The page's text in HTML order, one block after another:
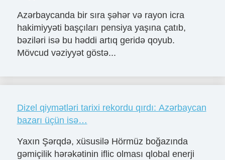
Azərbaycanda bir sıra şəhər və rayon icra
hakimiyyəti başçıları pensiya yaşına çatıb,
bəziləri isə bu həddi artıq geridə qoyub.
Mövcud vəziyyət göstə...
Dizel qiymətləri tarixi rekordu qırdı: Azərbaycan
bazarı üçün isə…
Yaxın Şərqdə, xüsusilə Hörmüz boğazında
gəmiçilik hərəkətinin iflic olması qlobal enerji